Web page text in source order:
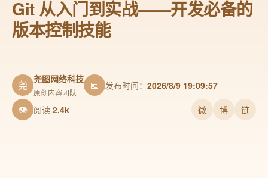
Git 从入门到实战——开发必备的
版本控制技能
尧 尧图网络科技
原创内容团队
📅 发布时间： 2026/8/9 19:09:57
👁 阅读 2.4k 微 博 链